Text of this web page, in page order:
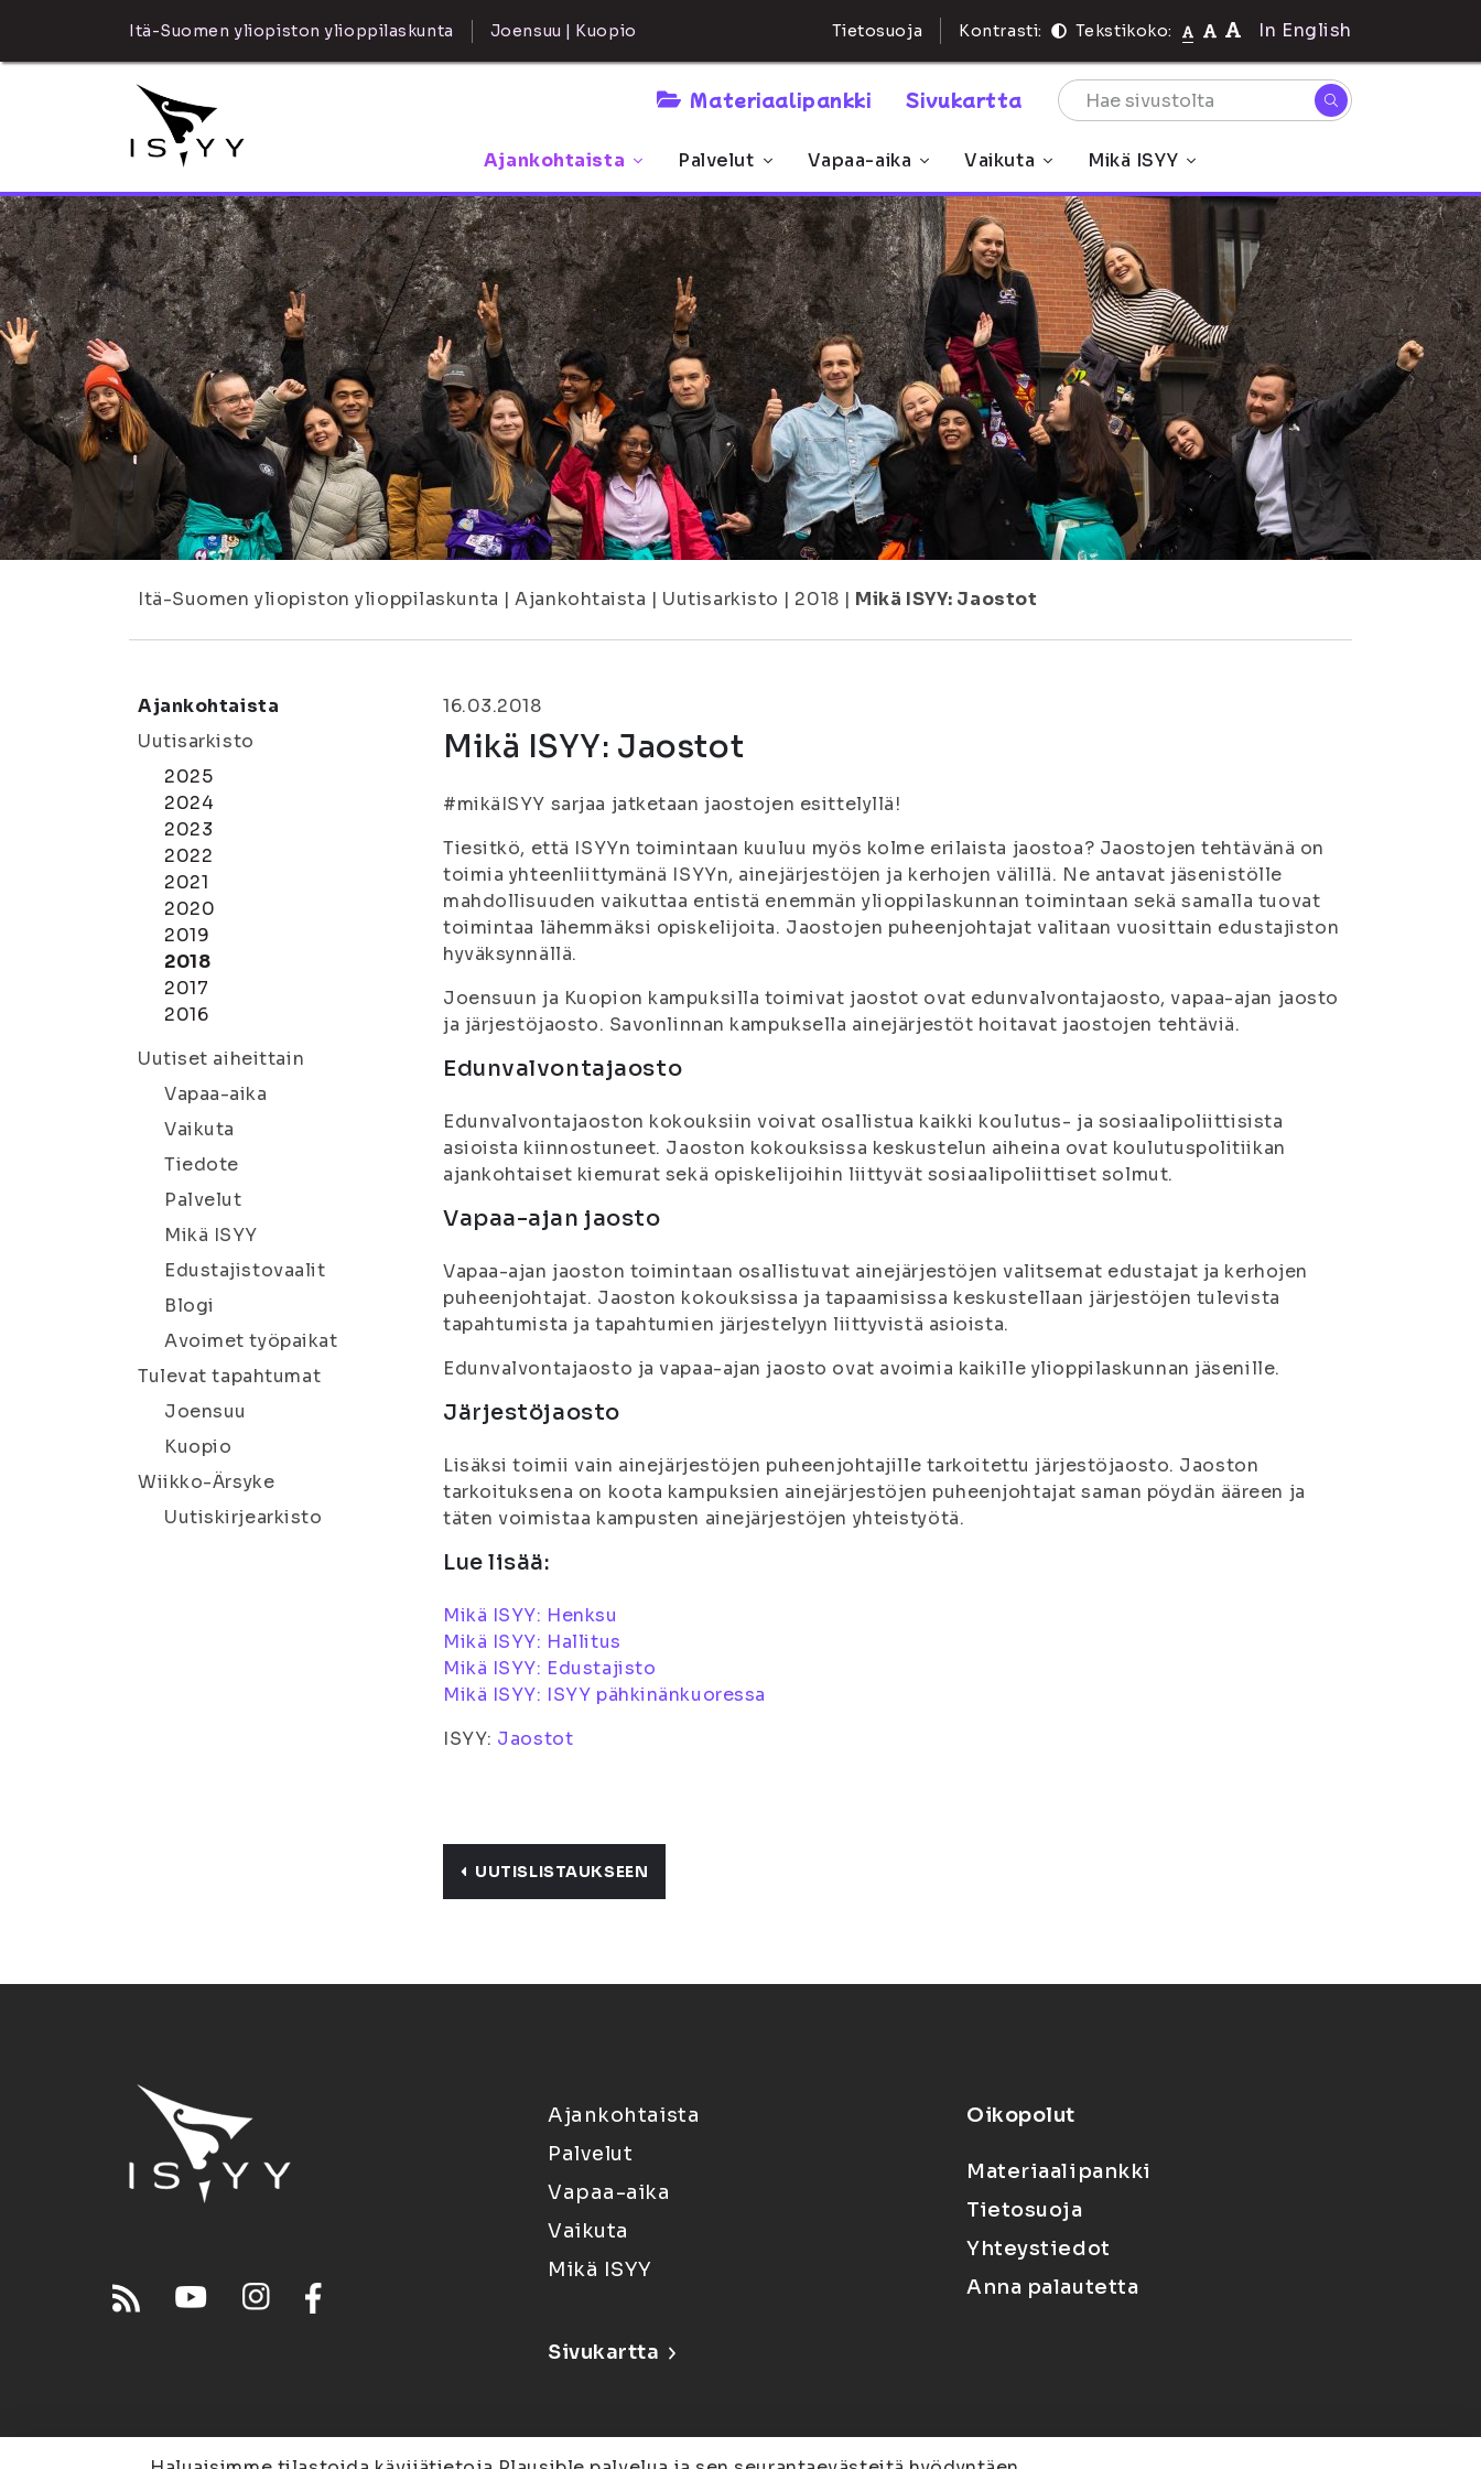
Itä-Suomen yliopiston ylioppilaskunta Joensuu | Kuopio Tietosuoja Kontrasti: Tekstikoko: In English
Materiaalipankki Sivukartta
Ajankohtaista Palvelut Vapaa-aika Vaikuta Mikä ISYY
Itä-Suomen yliopiston ylioppilaskunta | Ajankohtaista | Uutisarkisto | 2018 | Mikä ISYY: Jaostot
Ajankohtaista
Uutisarkisto
2025
2024
2023
2022
2021
2020
2019
2018
2017
2016
Uutiset aiheittain
Vapaa-aika
Vaikuta
Tiedote
Palvelut
Mikä ISYY
Edustajistovaalit
Blogi
Avoimet työpaikat
Tulevat tapahtumat
Joensuu
Kuopio
Wiikko-Ärsyke
Uutiskirjearkisto
16.03.2018
Mikä ISYY: Jaostot
#mikäISYY sarjaa jatketaan jaostojen esittelyllä!
Tiesitkö, että ISYYn toimintaan kuuluu myös kolme erilaista jaostoa? Jaostojen tehtävänä on
toimia yhteenliittymänä ISYYn, ainejärjestöjen ja kerhojen välillä. Ne antavat jäsenistölle
mahdollisuuden vaikuttaa entistä enemmän ylioppilaskunnan toimintaan sekä samalla tuovat
toimintaa lähemmäksi opiskelijoita. Jaostojen puheenjohtajat valitaan vuosittain edustajiston
hyväksynnällä.
Joensuun ja Kuopion kampuksilla toimivat jaostot ovat edunvalvontajaosto, vapaa-ajan jaosto
ja järjestöjaosto. Savonlinnan kampuksella ainejärjestöt hoitavat jaostojen tehtäviä.
Edunvalvontajaosto
Edunvalvontajaoston kokouksiin voivat osallistua kaikki koulutus- ja sosiaalipoliittisista
asioista kiinnostuneet. Jaoston kokouksissa keskustelun aiheina ovat koulutuspolitiikan
ajankohtaiset kiemurat sekä opiskelijoihin liittyvät sosiaalipoliittiset solmut.
Vapaa-ajan jaosto
Vapaa-ajan jaoston toimintaan osallistuvat ainejärjestöjen valitsemat edustajat ja kerhojen
puheenjohtajat. Jaoston kokouksissa ja tapaamisissa keskustellaan järjestöjen tulevista
tapahtumista ja tapahtumien järjestelyyn liittyvistä asioista.
Edunvalvontajaosto ja vapaa-ajan jaosto ovat avoimia kaikille ylioppilaskunnan jäsenille.
Järjestöjaosto
Lisäksi toimii vain ainejärjestöjen puheenjohtajille tarkoitettu järjestöjaosto. Jaoston
tarkoituksena on koota kampuksien ainejärjestöjen puheenjohtajat saman pöydän ääreen ja
täten voimistaa kampusten ainejärjestöjen yhteistyötä.
Lue lisää:
Mikä ISYY: Henksu
Mikä ISYY: Hallitus
Mikä ISYY: Edustajisto
Mikä ISYY: ISYY pähkinänkuoressa
ISYY: Jaostot
UUTISLISTAUKSEEN
Ajankohtaista
Palvelut
Vapaa-aika
Vaikuta
Mikä ISYY
Sivukartta
Oikopolut
Materiaalipankki
Tietosuoja
Yhteystiedot
Anna palautetta